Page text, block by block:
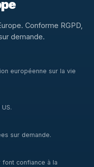
Conforme RGPD,
demande.
européenne sur la vie
sur demande.
confiance à la